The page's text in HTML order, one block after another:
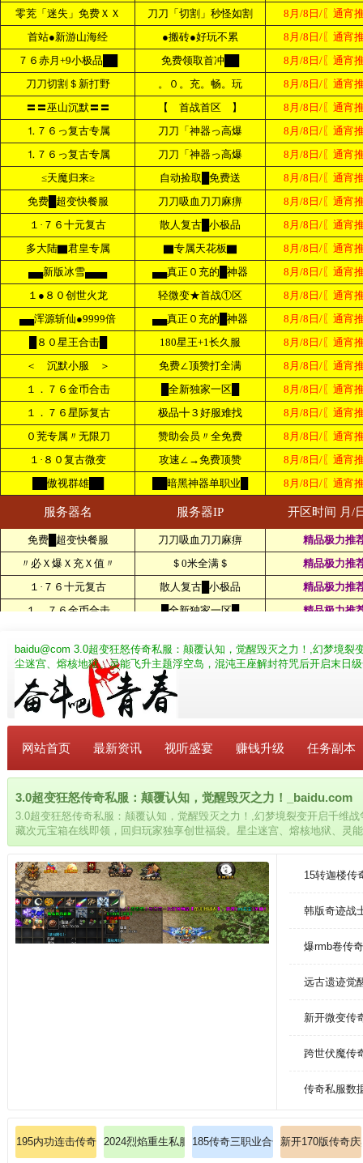
baidu@com 3.0超变狂怒传奇私服：颠覆认知，觉醒毁灭之力！,幻梦境
尘迷宫、熔核地狱、灵能飞升主题浮空岛，混沌王座解封符咒后开启末日
网站首页 最新资讯 视听盛宴 赚钱升级 任务副本
3.0超变狂怒传奇私服：颠覆认知，觉醒毁灭之力！_baidu.com
3.0超变狂怒传奇私服：颠覆认知，觉醒毁灭之力！,幻梦境裂变开启千维
藏次元宝箱在线即领，回归玩家独享创世福袋。星尘迷宫、熔核地狱、灵
后开启末日级全维度事件36小时狂欢永恒循环
15转迦楼传
韩版奇迹战
爆rmb卷传
远古遗迹觉
新开微变传
跨世伏魔传
传奇私服数
195内功连击传奇 2024烈焰重生私服：烈焰焚天，经典再现战神归来！
185传奇三职业合击：惊现全服稀有
新开170版传奇